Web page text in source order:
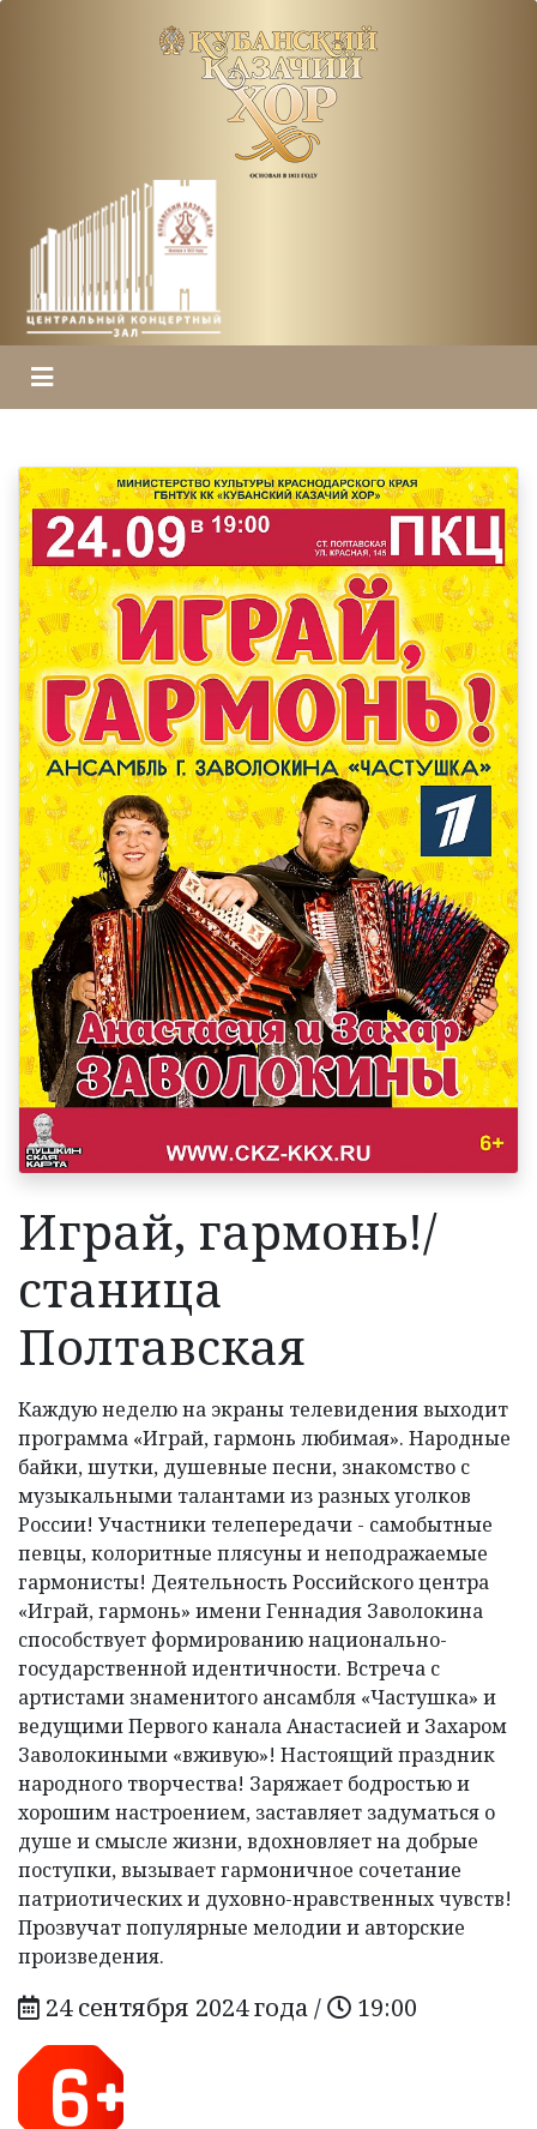
ГЛАВНАЯ
КОЛЛЕКТИВЫ
КАЗАЧЬЯ ДУША
ОРКЕСТР КАМЕРНОЙ МУЗЫКИ БЛАГОВЕСТ
ФЕСТИВАЛИ
НОВОСТИ
УСЛУГИ
БОЛЬШОЙ ЗАЛ
МАЛЫЙ ЗАЛ
ФОЙЕ
ОРГАНИЗАЦИЯ МЕРОПРИЯТИЙ
ОРГАНИЗАЦИЯ ПИТАНИЯ
АФИША
ВИДЕО
КОНТАКТЫ
Играй, гармонь!/
станица
Полтавская
Каждую неделю на экраны телевидения выходит
программа «Играй, гармонь любимая». Народные
байки, шутки, душевные песни, знакомство с
музыкальными талантами из разных уголков
России! Участники телепередачи - самобытные
певцы, колоритные плясуны и неподражаемые
гармонисты! Деятельность Российского центра
«Играй, гармонь» имени Геннадия Заволокина
способствует формированию национально-
государственной идентичности. Встреча с
артистами знаменитого ансамбля «Частушка» и
ведущими Первого канала Анастасией и Захаром
Заволокиными «вживую»! Настоящий праздник
народного творчества! Заряжает бодростью и
хорошим настроением, заставляет задуматься о
душе и смысле жизни, вдохновляет на добрые
поступки, вызывает гармоничное сочетание
патриотических и духовно-нравственных чувств!
Прозвучат популярные мелодии и авторские
произведения.
24 сентября 2024 года / 19:00